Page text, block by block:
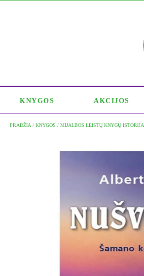
KNYGOS AKCIJOS
PRADŽIA / KNYGOS / MIJALBOS LEISTŲ KNYGŲ ISTORIJA